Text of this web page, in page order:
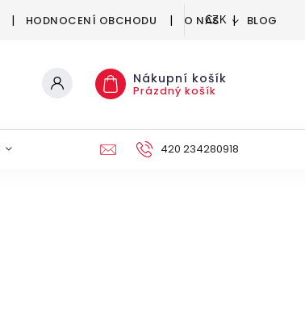
HODNOCENÍ OBCHODU O NÁS BLOG
CZK
Nákupní košík
Prázdný košík
DEKORACE
420 234280918